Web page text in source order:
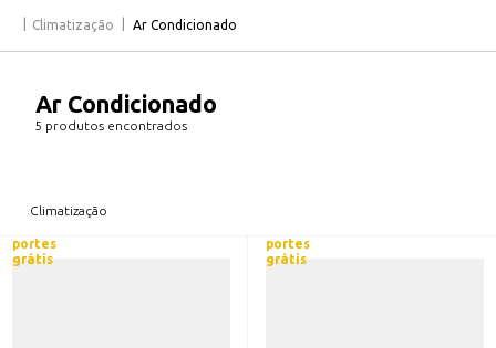
Climatização Ar Condicionado
Ar Condicionado
5 produtos encontrados
Climatização
portes
grátis
portes
grátis